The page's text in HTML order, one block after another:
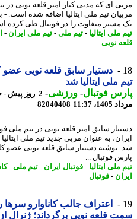
ای که مدتی کنار امیر قلعه نویی در تیم
تیم ملی ایتالیا اضافه شده است. - به
متفاوت را در فوتبال طی کرده است؛
ایتالیا -تیم ملی -تیم ملی ایران - ایتالیا
نویی
دستیار سابق قلعه نویی عضو
ملی ایتالیا شد
فوتبال-ورزشی-
11:37
82040408
سابق امیر قلعه نویی در تیم ملی فوتبال
به عنوان مربی جدید تیم ملی ایتالیا
نوشته دستیار سابق قلعه نویی عضو کادر
فوتبال ...
ایتالیا -فوتبال ایران - تیم ملی -کادر
- فوتبال
اعتراف جالب کاناوارو سرها را به
قلعه نویی برگرداند؛ ژنرال از